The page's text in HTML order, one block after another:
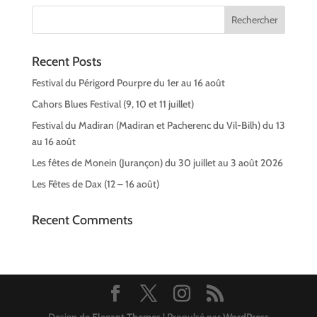
Recent Posts
Festival du Périgord Pourpre du 1er au 16 août
Cahors Blues Festival (9, 10 et 11 juillet)
Festival du Madiran (Madiran et Pacherenc du Vil-Bilh) du 13
au 16 août
Les fêtes de Monein (Jurançon) du 30 juillet au 3 août 2026
Les Fêtes de Dax (12 – 16 août)
Recent Comments